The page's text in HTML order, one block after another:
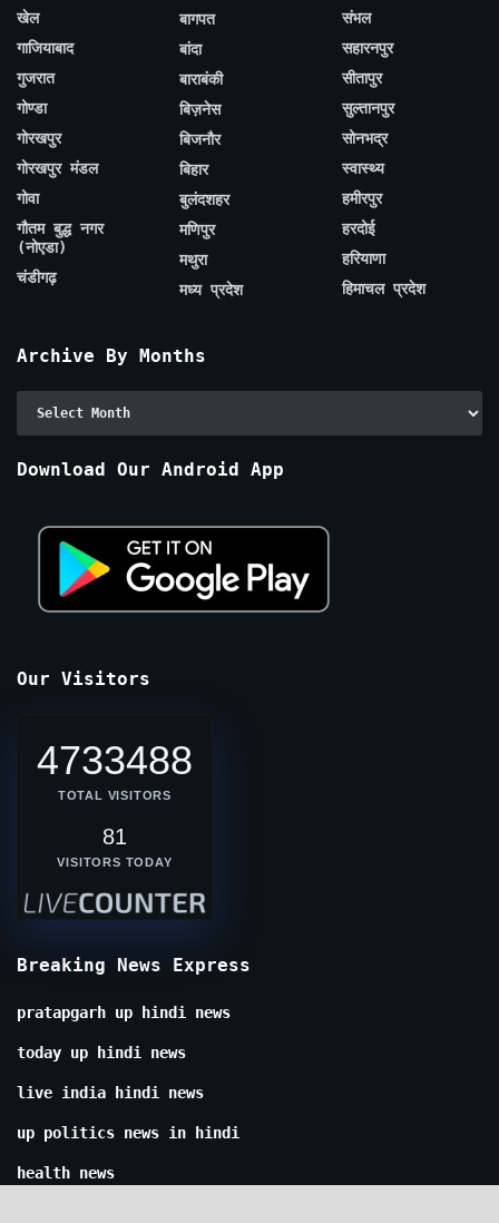
खेल
गाजियाबाद
गुजरात
गोण्डा
गोरखपुर
गोरखपुर मंडल
गोवा
गौतम बुद्ध नगर
(नोएडा)
चंडीगढ़
बागपत
बांदा
बाराबंकी
बिज़नेस
बिजनौर
बिहार
बुलंदशहर
मणिपुर
मथुरा
मध्य प्रदेश
संभल
सहारनपुर
सीतापुर
सुल्तानपुर
सोनभद्र
स्वास्थ्य
हमीरपुर
हरदोई
हरियाणा
हिमाचल प्रदेश
Archive By Months
Download Our Android App
Our Visitors
4733488
TOTAL VISITORS
81
VISITORS TODAY
Breaking News Express
pratapgarh up hindi news
today up hindi news
live india hindi news
up politics news in hindi
health news